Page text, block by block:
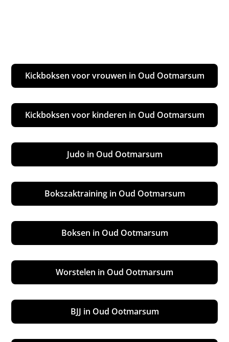
Kickboksen voor vrouwen in Oud Ootmarsum
Kickboksen voor kinderen in Oud Ootmarsum
Judo in Oud Ootmarsum
Bokszaktraining in Oud Ootmarsum
Boksen in Oud Ootmarsum
Worstelen in Oud Ootmarsum
BJJ in Oud Ootmarsum